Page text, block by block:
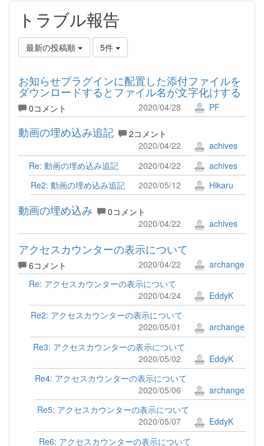
トラブル報告
最新の投稿順 5件
お知らせプラグインに配置した添付ファイルを
ダウンロードするとファイル名が文字化けする
0コメント 2020/04/28 PF
動画の埋め込み追記
2コメント
2020/04/22
achives
Re: 動画の埋め込み追記
2020/04/22
achives
Re2: 動画の埋め込み追記
2020/05/12 Hikaru
動画の埋め込み
0コメント
2020/04/22
achives
アクセスカウンターの表示について
6コメント 2020/04/22
archange
Re: アクセスカウンターの表示について
2020/04/24
EddyK
Re2: アクセスカウンターの表示について
2020/05/01
archange
Re3: アクセスカウンターの表示について
2020/05/02
EddyK
Re4: アクセスカウンターの表示について
2020/05/06
archange
Re5: アクセスカウンターの表示について
2020/05/07
EddyK
Re6: アクセスカウンターの表示について